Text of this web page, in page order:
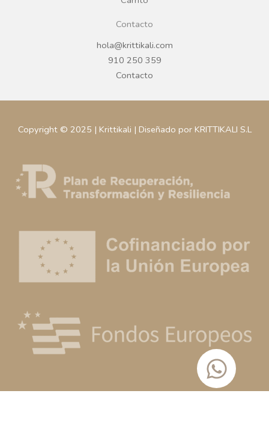
Contacto
hola@krittikali.com
910 250 359
Contacto
Copyright © 2025 | Krittikali | Diseñado por KRITTIKALI S.L